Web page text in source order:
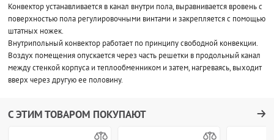
Конвектор устанавливается в канал внутри пола, выравнивается вровень с
поверхностью пола регулировочными винтами и закрепляется с помощью
штатных ножек.
Внутрипольный конвектор работает по принципу свободной конвекции.
Воздух помещения опускается через часть решетки в продольный канал
между стенкой корпуса и теплообменником и затем, нагреваясь, выходит
вверх через другую ее половину.
С ЭТИМ ТОВАРОМ ПОКУПАЮТ